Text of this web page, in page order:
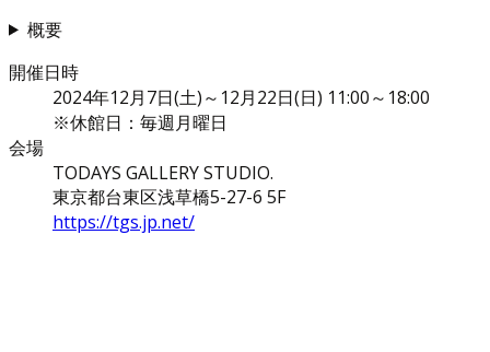
概要
開催日時
2024年12月7日(土)～12月22日(日) 11:00～18:00
※休館日：毎週月曜日
会場
TODAYS GALLERY STUDIO.
東京都台東区浅草橋5-27-6 5F
https://tgs.jp.net/